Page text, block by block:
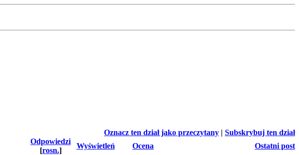
Oznacz ten dział jako przeczytany | Subskrybuj ten dział
Odpowiedzi
[rosn.]
Wyświetleń Ocena Ostatni post